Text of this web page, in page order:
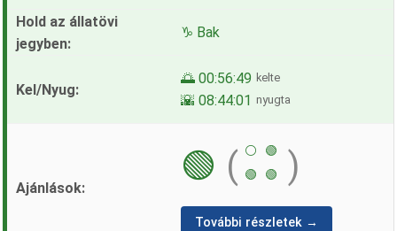
♑ Bak
🌅 00:56:49 kelte
🌇 08:44:01 nyugta
🟢 ( ⚪
🟢
🟢
🟢 )
További részletek →